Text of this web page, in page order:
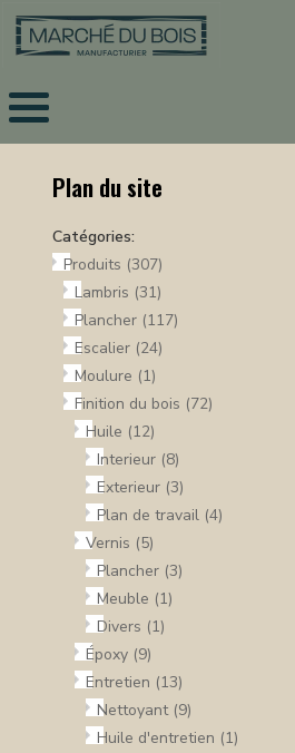
Plan du site
Catégories:
Produits (307)
Lambris (31)
Plancher (117)
Escalier (24)
Moulure (1)
Finition du bois (72)
Huile (12)
Interieur (8)
Exterieur (3)
Plan de travail (4)
Vernis (5)
Plancher (3)
Meuble (1)
Divers (1)
Époxy (9)
Entretien (13)
Nettoyant (9)
Huile d'entretien (1)